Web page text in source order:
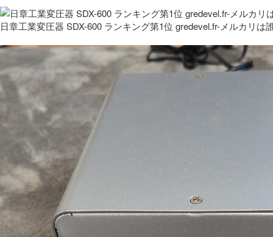
日章工業変圧器 SDX-600 ランキング第1位 gredevel.fr-メルカリは